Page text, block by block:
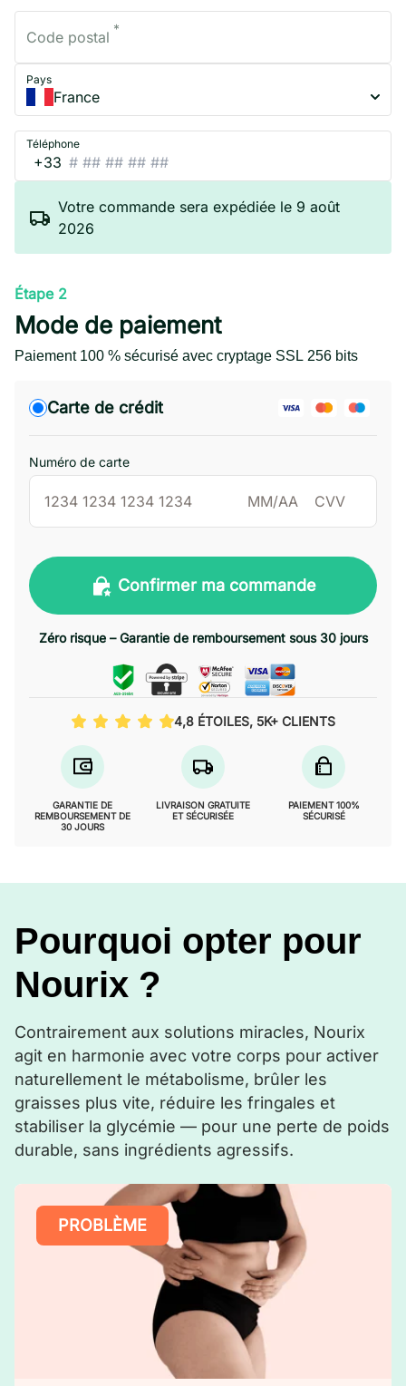
Code postal *
Pays
France
Téléphone
+33
Votre commande sera expédiée le 9 août
2026
Étape 2
Mode de paiement
Paiement 100 % sécurisé avec cryptage SSL 256 bits
Carte de crédit
Numéro de carte
Confirmer ma commande
Zéro risque – Garantie de remboursement sous 30 jours
4,8 ÉTOILES, 5K+ CLIENTS
GARANTIE DE
REMBOURSEMENT DE
30 JOURS
LIVRAISON GRATUITE
ET SÉCURISÉE
PAIEMENT 100%
SÉCURISÉ
Pourquoi opter pour
Nourix ?
Contrairement aux solutions miracles, Nourix
agit en harmonie avec votre corps pour activer
naturellement le métabolisme, brûler les
graisses plus vite, réduire les fringales et
stabiliser la glycémie — pour une perte de poids
durable, sans ingrédients agressifs.
PROBLÈME